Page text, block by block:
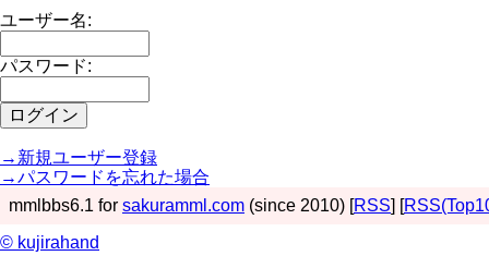
ユーザー名:
パスワード:
→新規ユーザー登録
→パスワードを忘れた場合
mmlbbs6.1 for sakuramml.com (since 2010) [RSS] [
© kujirahand